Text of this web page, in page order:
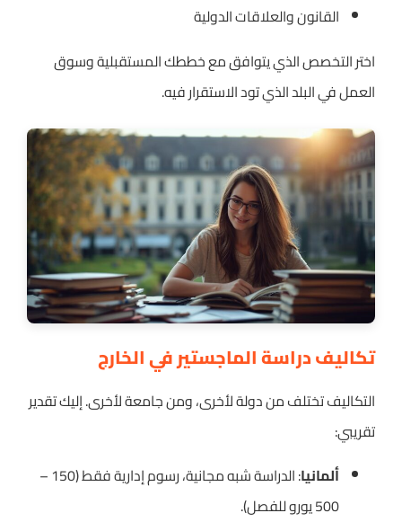
القانون والعلاقات الدولية
اختر التخصص الذي يتوافق مع خططك المستقبلية وسوق
العمل في البلد الذي تود الاستقرار فيه.
تكاليف دراسة الماجستير في الخارج
التكاليف تختلف من دولة لأخرى، ومن جامعة لأخرى. إليك تقدير
تقريبي:
ألمانيا
: الدراسة شبه مجانية، رسوم إدارية فقط (150 –
500 يورو للفصل).